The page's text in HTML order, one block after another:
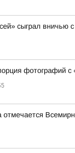
сыграл вничью
фотографий
отмечается